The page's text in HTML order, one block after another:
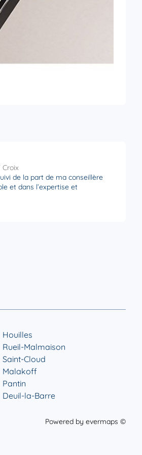
de la part de ma conseillère
et dans l’expertise et
Houilles
Rueil-Malmaison
Saint-Cloud
Malakoff
Pantin
Deuil-la-Barre
Powered by evermaps ©